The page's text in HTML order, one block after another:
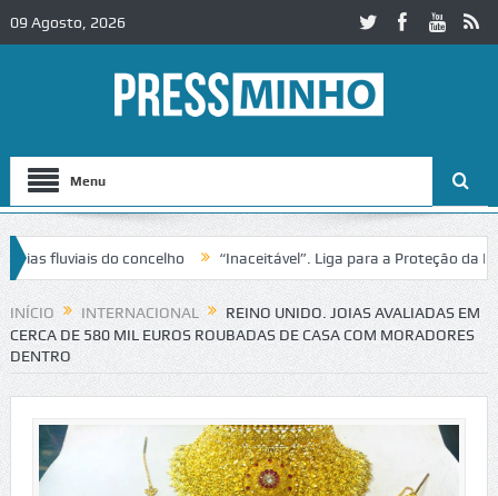
09 Agosto, 2026
Menu
fluviais do concelho “Inaceitável”. Liga para a Proteção da
no IC2 em Alcobaça Igreja do Castelo de Cerveira
INÍCIO INTERNACIONAL
REINO UNIDO. JOIAS AVALIADAS EM
CERCA DE 580 MIL EUROS ROUBADAS DE CASA COM MORADORES
DENTRO